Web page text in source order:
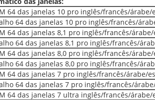
64 das janelas 10 pro inglês/francês/
64 das janelas 10 pro inglês/francês/
64 das janelas 8,1 pro inglês/francês/
64 das janelas 8,1 pro inglês/francês/
64 das janelas 8,0 pro inglês/francês/
64 das janelas 8,0 pro inglês/francês/
64 das janelas 7 pro inglês/francês/árabe/
64 das janelas 7 pro inglês/francês/
64 das janelas 7 ultra inglês/francês/